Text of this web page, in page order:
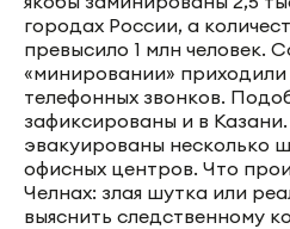
городах России, а
превысило 1 млн человек.
«минировании»
телефонных звонков.
зафиксированы и в Казани.
эвакуированы несколько
офисных центров. Что
Челнах: злая шутка или
выяснить следственному